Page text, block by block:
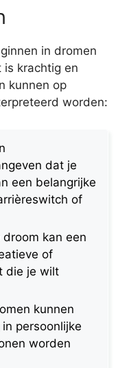
in dromen
is krachtig en
kunnen op
worden:
dat je
een belangrijke
of
droom kan een
of
die je wilt
kunnen
persoonlijke
worden